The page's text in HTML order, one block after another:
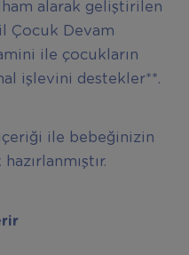
alarak geliştirilen
Çocuk Devam
ile çocukların
işlevini destekler**.
ile bebeğinizin